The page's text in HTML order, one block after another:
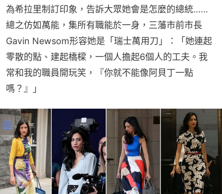
為希拉里制訂印象，告訴大眾她會是怎麼的總統……
總之仿如萬能，集所有職能於一身，三藩市前市長
Gavin Newsom形容她是「瑞士萬用刀」：「她連起
零散的點、建起橋樑，一個人擔起6個人的工夫。我
常和我的職員開玩笑，『你就不能像阿貝丁一點
嗎？』」